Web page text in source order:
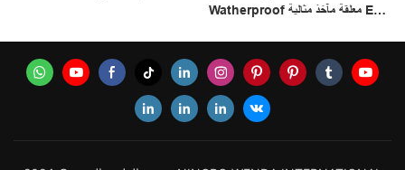
Watherproof معلقة مآخذ مثالية E26